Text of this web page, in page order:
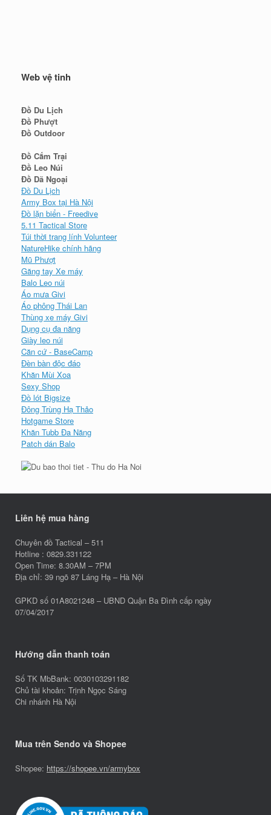
Web vệ tinh
Đồ Du Lịch
Đồ Phượt
Đồ Outdoor
Đồ Cắm Trại
Đồ Leo Núi
Đồ Dã Ngoại
Đồ Du Lịch
Army Box tại Hà Nội
Đồ lặn biển - Freedive
5.11 Tactical Store
Túi thời trang lính Volunteer
NatureHike chính hãng
Mũ Phượt
Găng tay Xe máy
Balo Leo núi
Áo mưa Givi
Áo phông Thái Lan
Thùng xe máy Givi
Dụng cụ đa năng
Giày leo núi
Căn cứ - BaseCamp
Đèn bàn độc đáo
Khăn Mùi Xoa
Sexy Shop
Đồ lót Bigsize
Đông Trùng Hạ Thảo
Hotgame Store
Khăn Tubb Đa Năng
Patch dán Balo
Liên hệ mua hàng
Chuyên đồ Tactical – 511
Hotline : 0829.331122
Open Time: 8.30AM – 7PM
Địa chỉ: 39 ngõ 87 Láng Hạ – Hà Nội
GPKD số 01A8021248 – UBND Quận Ba Đình cấp ngày
07/04/2017
Hướng dẫn thanh toán
Số TK MbBank: 0030103291182
Chủ tài khoản: Trịnh Ngọc Sáng
Chi nhánh Hà Nội
Mua trên Sendo và Shopee
Shopee: https://shopee.vn/armybox